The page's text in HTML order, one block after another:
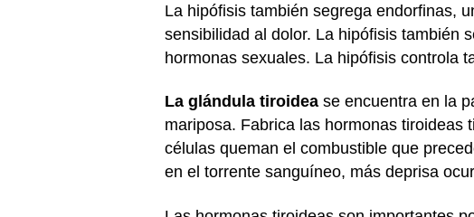
La hipófisis también segrega endorfinas,
sensibilidad al dolor. La hipófisis también
hormonas sexuales. La hipófisis controla
La glándula tiroidea se encuentra en la
mariposa. Fabrica las hormonas tiroideas
células queman el combustible que
en el torrente sanguíneo, más deprisa